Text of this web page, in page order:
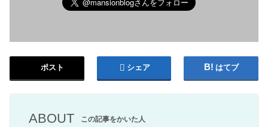
ポスト シェア はてブ
ABOUT この記事をかいた人